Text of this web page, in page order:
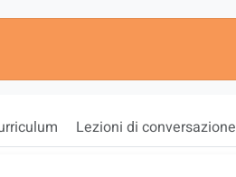
Lezioni di conversazione